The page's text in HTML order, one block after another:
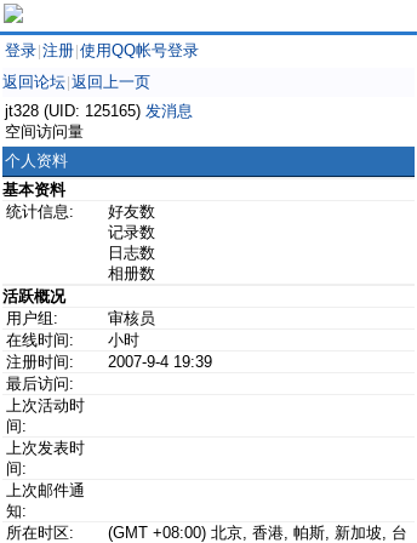
登录 注册 使用QQ帐号登录
返回论坛 返回上一页
jt328 (UID: 125165) 发消息
空间访问量
个人资料
基本资料
统计信息:
好友数
记录数
日志数
相册数
活跃概况
用户组:
审核员
在线时间:
小时
注册时间:
2007-9-4 19:39
最后访问:
上次活动时
间:
上次发表时
间:
上次邮件通
知:
所在时区:
(GMT +08:00) 北京, 香港, 帕斯, 新加坡, 台